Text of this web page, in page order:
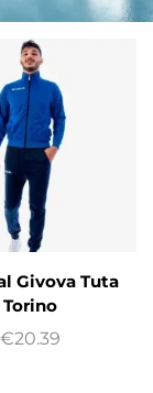
Givova Tuta
Torino
€20.39